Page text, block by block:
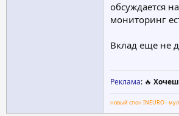
обсуждается
мониторинг
Вклад еще не
Реклама: 🔥
новый спон INEURO -